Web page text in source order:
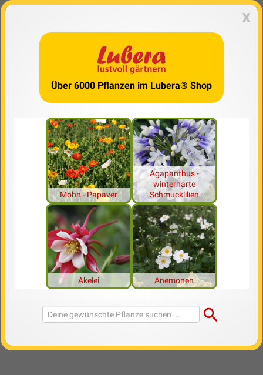
x
Über 6000 Pflanzen im Lubera® Shop
Mohn - Papaver
Agapanthus -
winterharte
Schmucklilien
Akelei Anemonen